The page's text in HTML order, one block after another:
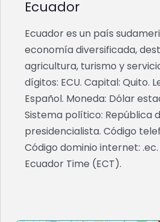
Ecuador
Ecuador es un país
economía diversificada,
agricultura, turismo y
dígitos: ECU. Capital: Quito.
Español. Moneda: Dólar
Sistema político: República
presidencialista. Código
Código dominio internet:
Ecuador Time (ECT).